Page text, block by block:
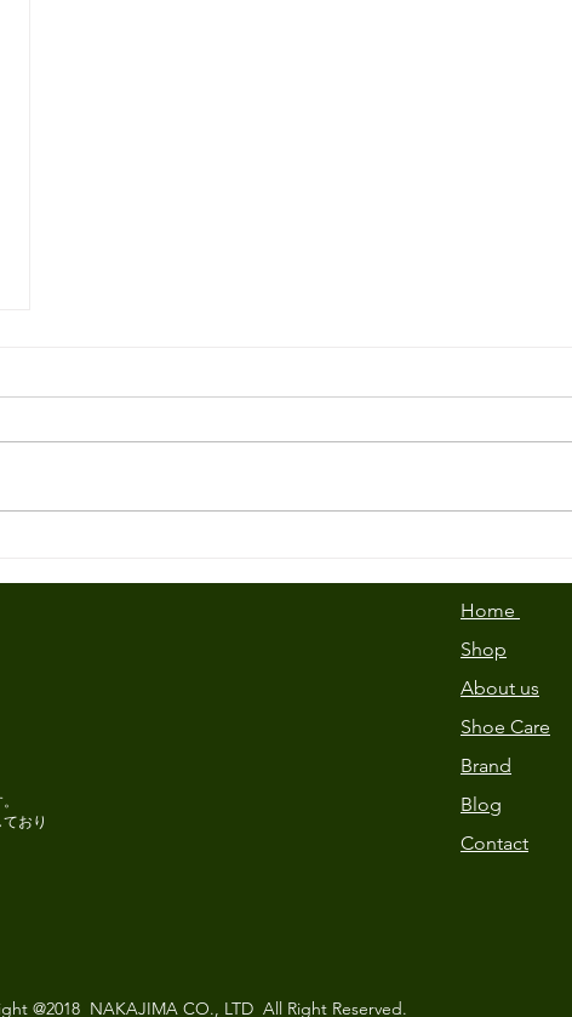
おり
Home
Shop
About us
Shoe Care
Brand
Blog
Contact
@2018 NAKAJIMA CO., LTD All Right Reserved.